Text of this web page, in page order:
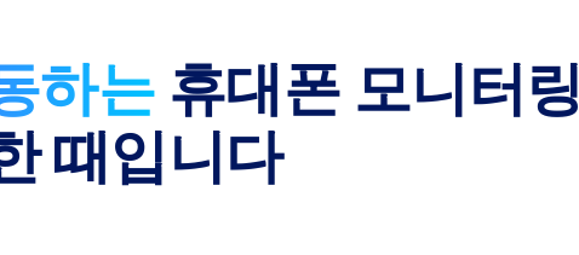
하는 휴대폰 모니터링
때입니다